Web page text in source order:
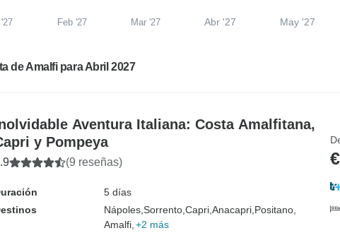
Feb '27 Mar '27 Abr '27 May '27
de Amalfi para Abril 2027
Aventura Italiana: Costa Amalfitana,
y Pompeya
(9 reseñas)
5 días
Nápoles, Sorrento, Capri, Anacapri, Positano,
Amalfi, +2 más